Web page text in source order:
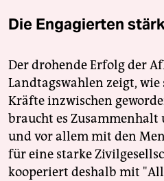
Die Engagierten
Der drohende Erfolg der
Landtagswahlen zeigt,
Kräfte inzwischen
braucht es
und vor allem mit den
für eine starke
kooperiert deshalb mit